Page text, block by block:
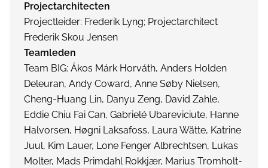
Projectarchitecten
Projectleider: Frederik Lyng; Projectarchitect
Frederik Skou Jensen
Teamleden
Team BIG: Ákos Márk Horváth, Anders Holden
Deleuran, Andy Coward, Anne Søby Nielsen,
Cheng-Huang Lin, Danyu Zeng, David Zahle,
Eddie Chiu Fai Can, Gabrielé Ubareviciute, Hanne
Halvorsen, Høgni Laksafoss, Laura Wätte, Katrine
Juul, Kim Lauer, Lone Fenger Albrechtsen, Lukas
Molter, Mads Primdahl Rokkjær, Marius Tromholt-